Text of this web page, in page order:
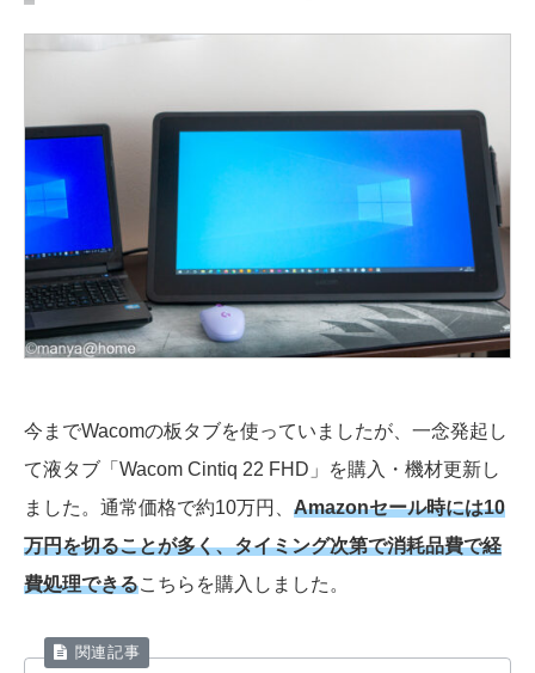
今までWacomの板タブを使っていましたが、一念発起し
て液タブ「Wacom Cintiq 22 FHD」を購入・機材更新し
ました。通常価格で約10万円、 Amazonセール時には10
万円を切ることが多く、タイミング次第で消耗品費で経
費処理できるこちらを購入しました。